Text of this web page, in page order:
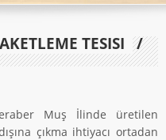
TESISI /
Muş İlinde üretilen
çıkma ihtiyacı ortadan